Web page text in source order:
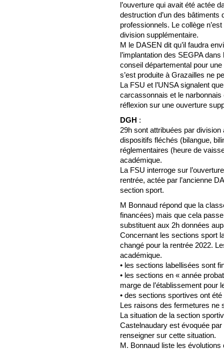
l’ouverture qui avait été actée
destruction d’un des
professionnels. Le collège
division supplémentaire.
M le DASEN dit qu’il faudra
l’implantation des SEGPA
conseil départemental pour
s’est produite à Grazailles ne
La FSU et l’UNSA signalent
carcassonnais et le narbonnais
réflexion sur une ouverture
DGH :
29h sont attribuées par
dispositifs fléchés (bilangue,
réglementaires (heure de
académique.
La FSU interroge sur
rentrée, actée par l’ancienne
section sport.
M Bonnaud répond que la
financées) mais que cela
substituent aux 2h données
Concernant les sections sport
changé pour la rentrée 2022.
académique.
• les sections labellisées sont
• les sections en « année
marge de l’établissement pour
• des sections sportives ont
Les raisons des fermetures ne
La situation de la section
Castelnaudary est évoquée
renseigner sur cette situation.
M. Bonnaud liste les